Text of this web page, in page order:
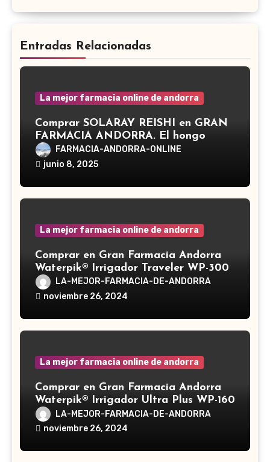
Entradas Relacionadas
La mejor farmacia online de andorra
Comprar SOLARAY REISHI en GRAN
FARMACIA ANDORRA. El hongo
Reishi, cuyo nombre científico es
Ganoderma lucidum, es un hongo
en la medicina tradicional asiática
FARMACIA-ANDORRA-ONLINE
junio 8, 2025
La mejor farmacia online de andorra
Comprar en Gran Farmacia Andorra
Waterpik® Irrigador Traveler WP-300
LA-MEJOR-FARMACIA-DE-ANDORRA
noviembre 26, 2024
La mejor farmacia online de andorra
Comprar en Gran Farmacia Andorra
Waterpik® Irrigador Ultra Plus WP-160
LA-MEJOR-FARMACIA-DE-ANDORRA
noviembre 26, 2024